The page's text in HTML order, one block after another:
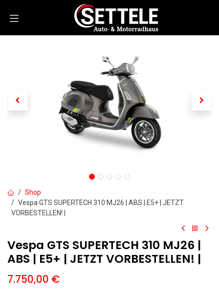
Shop
Vespa GTS SUPERTECH 310 MJ26 | ABS | E5+ | JETZT
VORBESTELLEN! |
Vespa GTS SUPERTECH 310 MJ26 |
ABS | E5+ | JETZT VORBESTELLEN! |
7.750,00 €